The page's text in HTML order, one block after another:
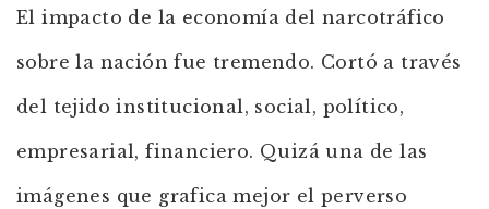
El impacto de la economía del narcotráfico
sobre la nación fue tremendo. Cortó a través
del tejido institucional, social, político,
empresarial, financiero. Quizá una de las
imágenes que grafica mejor el perverso